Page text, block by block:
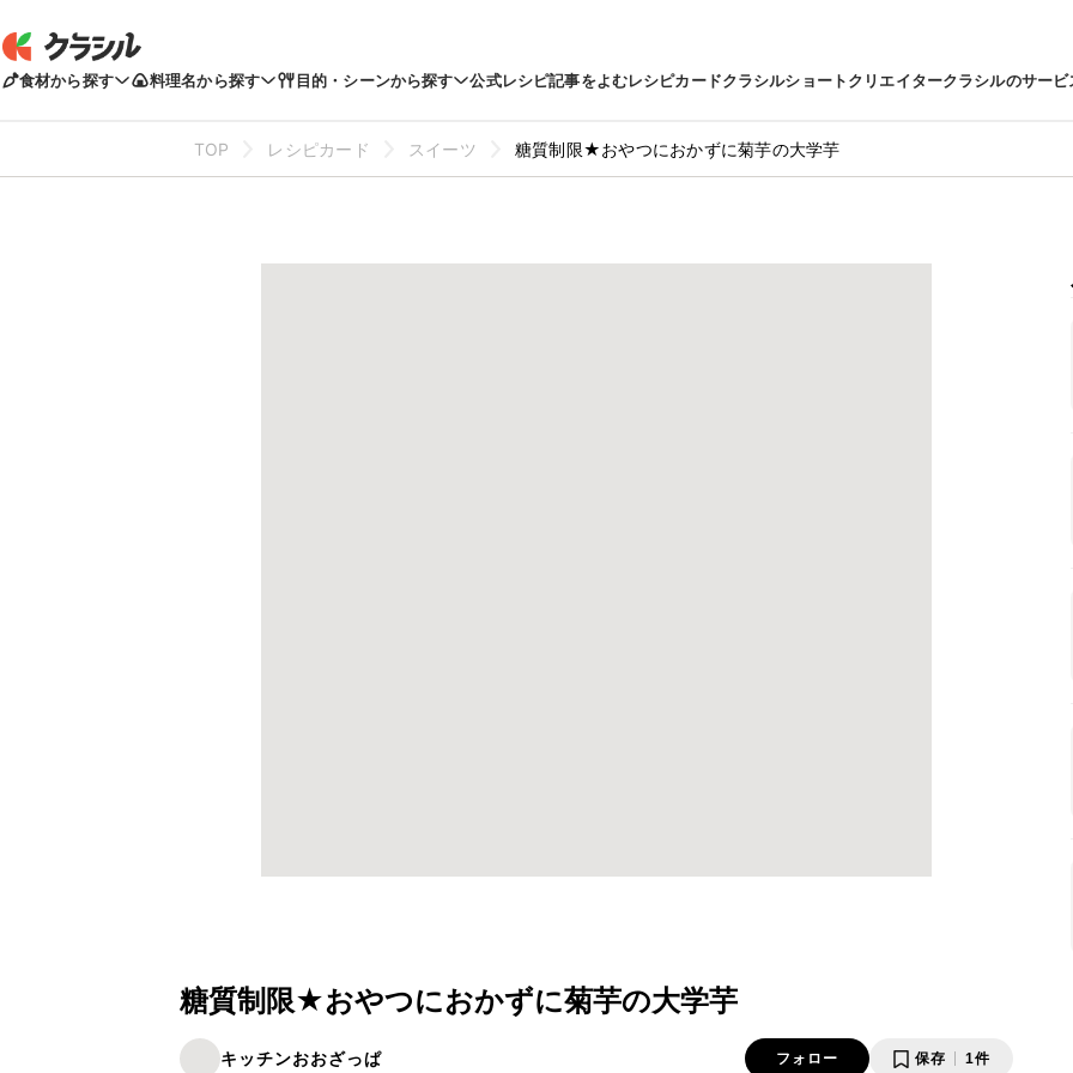
食材から探す 料理名から探す 目的・シーンから探す 公式レシピ記事をよむレシピカードクラシルショートクリエイタークラシルのサービ
TOP レシピカード スイーツ 糖質制限★おやつにおかずに菊芋の大学芋
糖質制限★おやつにおかずに菊芋の大学芋
キッチンおおざっぱ フォロー 保存 1件